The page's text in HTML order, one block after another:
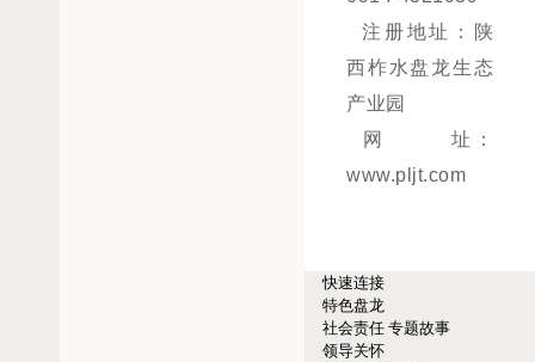
注册地址：陕
西柞水盘龙生态
产业园
网 址：
www.pljt.com
快速连接
特色盘龙
社会责任 专题故事
领导关怀